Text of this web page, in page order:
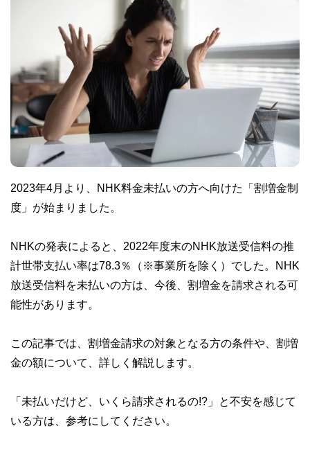
2023年4月より、NHK料金未払いの方へ向けた「割増金制
度」が始まりました。
NHKの発表によると、2022年度末のNHK放送受信料の推
計世帯支払い率は78.3％（※事業所を除く）でした。NHK
放送受信料を未払いの方は、今後、割増金を請求される可
能性があります。
この記事では、割増金請求の対象となる方の条件や、割増
金の額について、詳しく解説します。
「未払いだけど、いくら請求されるの!?」と不安を感じて
いる方は、参考にしてください。